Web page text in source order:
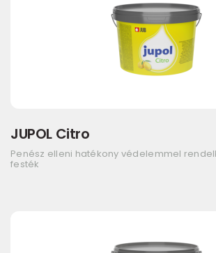
JUPOL Citro
Penész elleni hatékony védelemmel
festék